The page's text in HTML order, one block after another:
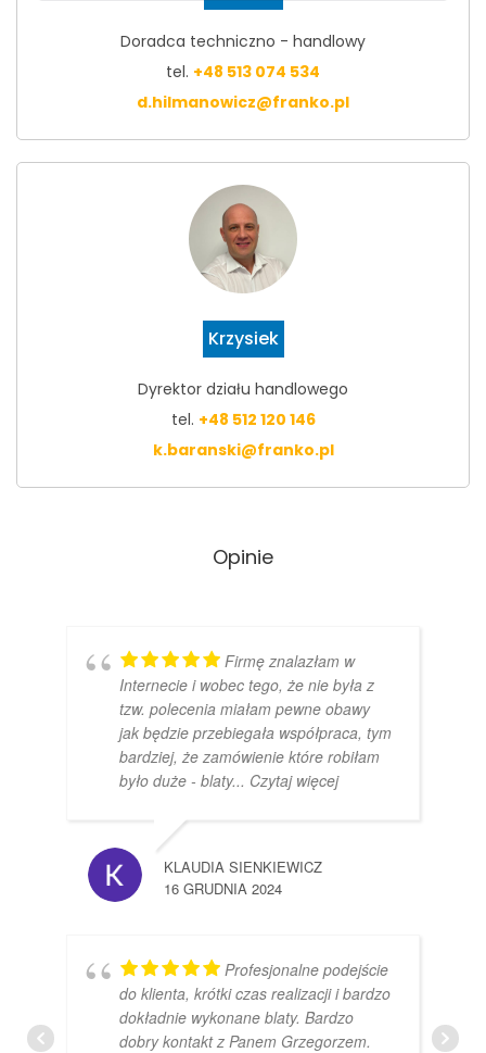
Doradca techniczno - handlowy
tel. +48 513 074 534
d.hilmanowicz@franko.pl
Krzysiek
Dyrektor działu handlowego
tel. +48 512 120 146
k.baranski@franko.pl
Opinie
Firmę znalazłam w
Internecie i wobec tego, że nie była z
tzw. polecenia miałam pewne obawy
jak będzie przebiegała współpraca, tym
bardziej, że zamówienie które robiłam
było duże - blaty... Czytaj więcej
KLAUDIA SIENKIEWICZ
16 GRUDNIA 2024
Profesjonalne podejście
do klienta, krótki czas realizacji i bardzo
dokładnie wykonane blaty. Bardzo
dobry kontakt z Panem Grzegorzem.